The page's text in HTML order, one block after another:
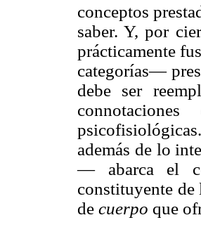
conceptos
saber. Y, por
prácticamente
categorías—
debe ser
además de lo
— abarca el
constituyente de
de cuerpo que